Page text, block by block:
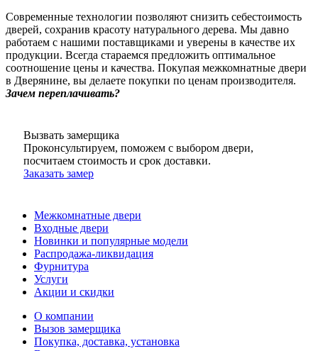
Современные технологии позволяют снизить себестоимость
дверей, сохранив красоту натурального дерева. Мы давно
работаем с нашими поставщиками и уверены в качестве их
продукции. Всегда стараемся предложить оптимальное
соотношение цены и качества. Покупая межкомнатные двери
в Дверянине, вы делаете покупки по ценам производителя.
Зачем переплачивать?
Вызвать замерщика
Проконсультируем, поможем с выбором двери,
посчитаем стоимость и срок доставки.
Заказать замер
Межкомнатные двери
Входные двери
Новинки и популярные модели
Распродажа-ликвидация
Фурнитура
Услуги
Акции и скидки
О компании
Вызов замерщика
Покупка, доставка, установка